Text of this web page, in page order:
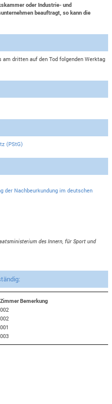
oder Industrie- und
beauftragt, so kann die
dritten auf den Tod folgenden Werktag
(PStG)
der Nachbeurkundung im deutschen
des Innern, für Sport und
ZimmerBemerkung
002
002
001
003